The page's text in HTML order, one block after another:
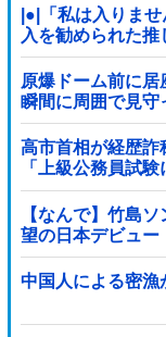
|●|「私は入りま
入を勧められた
故起こしたとし
原爆ドーム前に
瞬間に周囲で見
高市首相が経歴詐
「上級公務員試
ツッコミを受け
【なんで】竹島
望の日本デビュー
中国人による密漁